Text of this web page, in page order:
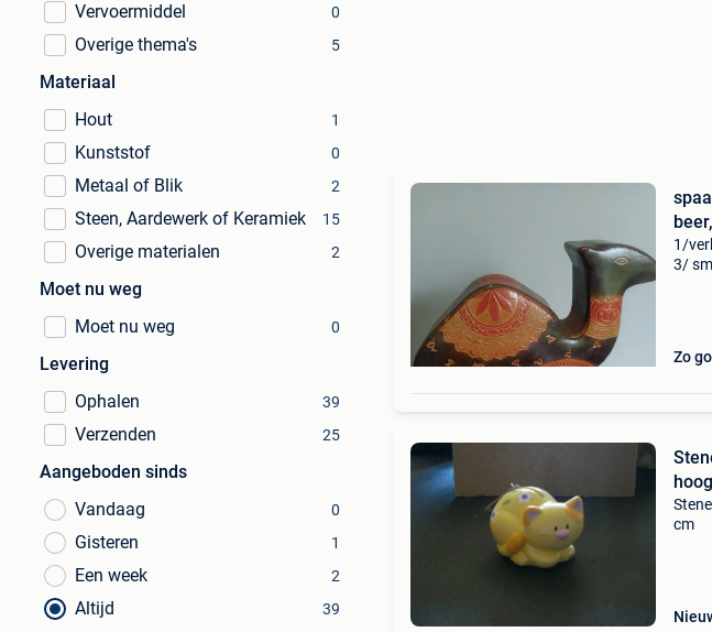
Vervoermiddel 0
Overige thema's 5
Materiaal
Hout
1
Kunststof 0
Metaal of Blik 2
Steen, Aardewerk of Keramiek 15
Overige materialen 2
Moet nu weg
Moet nu weg
0
Levering
Ophalen
39
Verzenden 25
Aangeboden sinds
Vandaag
0
Gisteren 1
Een week 2
Altijd 39
1/
3/
Zo
cm